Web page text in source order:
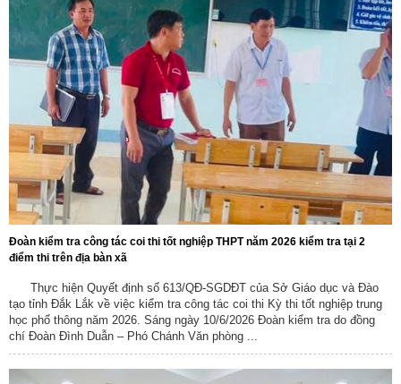
Đoàn kiểm tra công tác coi thi tốt nghiệp THPT năm 2026 kiểm tra tại 2
điểm thi trên địa bàn xã
Thực hiện Quyết định số 613/QĐ-SGDĐT của Sở Giáo dục và Đào
tạo tỉnh Đắk Lắk về việc kiểm tra công tác coi thi Kỳ thi tốt nghiệp trung
học phổ thông năm 2026. Sáng ngày 10/6/2026 Đoàn kiểm tra do đồng
chí Đoàn Đình Duẫn – Phó Chánh Văn phòng ...